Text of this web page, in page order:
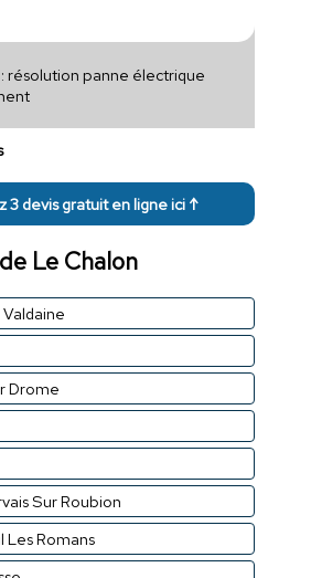
résolution panne électrique
3 devis gratuit en ligne ici ↑
Le Chalon
Valdaine
Drome
Sur Roubion
Les Romans